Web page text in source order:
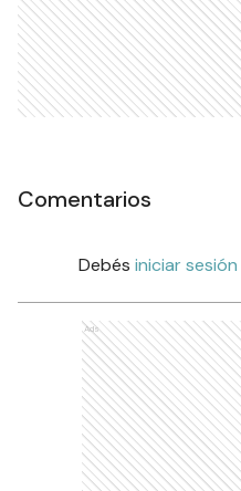
Comentarios
Debés iniciar sesión
Ads